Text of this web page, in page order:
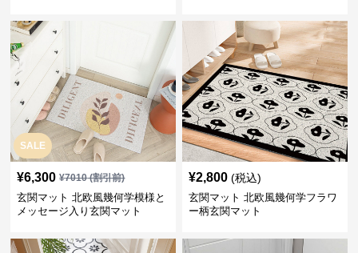
SALE
¥6,300 ¥7010(割引前)
玄関マット 北欧風幾何学模様と
メッセージ入り玄関マット
¥2,800 (税込)
玄関マット 北欧風幾何学フラワ
ー柄玄関マット